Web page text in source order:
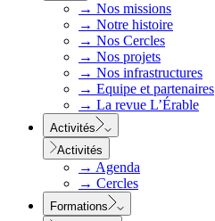
→ Nos missions
→ Notre histoire
→ Nos Cercles
→ Nos projets
→ Nos infrastructures
→ Equipe et partenaires
→ La revue L’Érable
Activités
Activités
→ Agenda
→ Cercles
Formations